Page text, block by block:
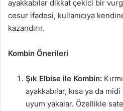
ayakkabılar dikkat çekici bir
cesur ifadesi, kullanıcıya
kazandırır.
Kombin Önerileri
Şık Elbise ile Kombin:
ayakkabılar, kısa ya da
uyum yakalar. Özellikle